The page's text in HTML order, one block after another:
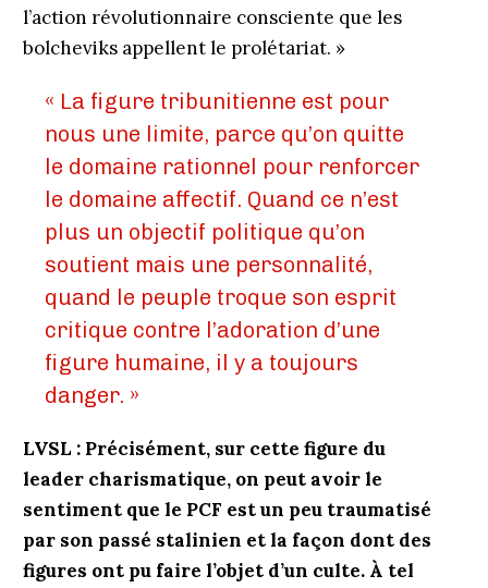
l’action révolutionnaire consciente que les
bolcheviks appellent le prolétariat. »
« La figure tribunitienne est pour
nous une limite, parce qu’on quitte
le domaine rationnel pour renforcer
le domaine affectif. Quand ce n’est
plus un objectif politique qu’on
soutient mais une personnalité,
quand le peuple troque son esprit
critique contre l’adoration d’une
figure humaine, il y a toujours
danger. »
LVSL : Précisément, sur cette figure du
leader charismatique, on peut avoir le
sentiment que le PCF est un peu traumatisé
par son passé stalinien et la façon dont des
figures ont pu faire l’objet d’un culte. À tel